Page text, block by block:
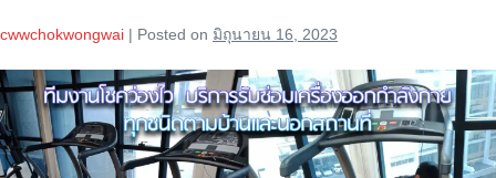
cwwchokwongwai | Posted on มิถุนายน 16, 2023